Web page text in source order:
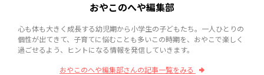
おやこのへや編集部
心も体も大きく成長する幼児期から小学生の子どもたち。一人ひとりの
個性が出てきて、子育てに悩むことも多いこの時期を、おやこで楽しく
過ごせるよう、ヒントになる情報を発信していきます。
おやこのへや編集部さんの記事一覧をみる